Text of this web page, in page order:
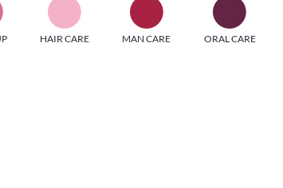
un pool di società di comunicazione
b2b. Edizioni Turbo, in
riviste verticali, fornisce strumenti di
gli attori nei settori beauty, food,
sport.
HAIR CARE MAN CARE ORAL CARE